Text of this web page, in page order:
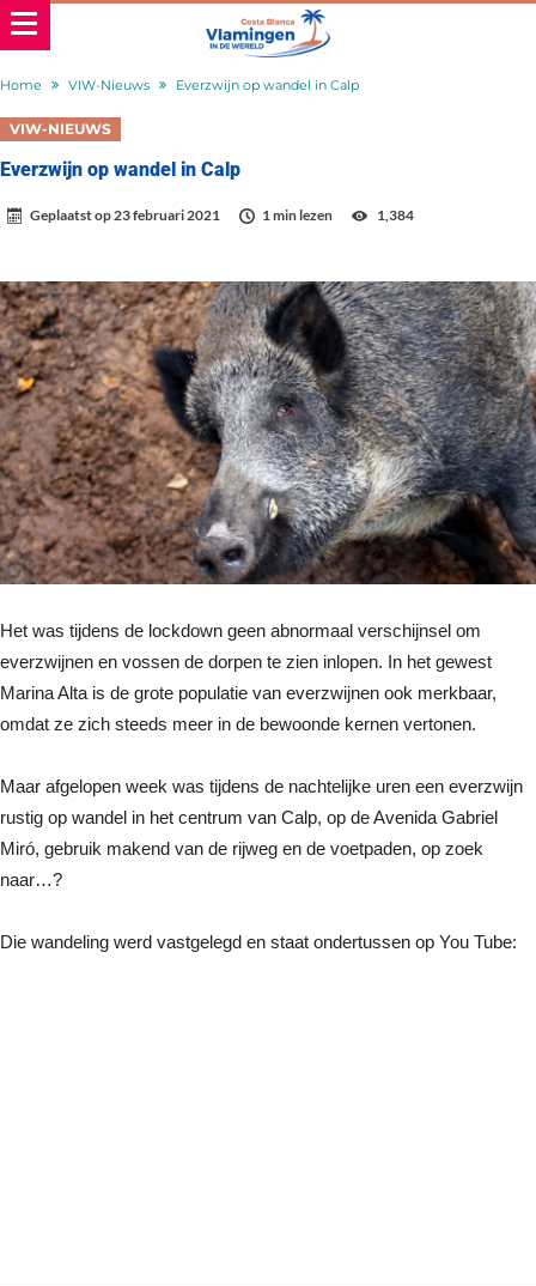
Home VIW-Nieuws Everzwijn op wandel in Calp
VIW-NIEUWS
Everzwijn op wandel in Calp
Geplaatst op23 februari 2021 1 min lezen 1,384
Het was tijdens de lockdown geen abnormaal verschijnsel om
everzwijnen en vossen de dorpen te zien inlopen. In het gewest
Marina Alta is de grote populatie van everzwijnen ook merkbaar,
omdat ze zich steeds meer in de bewoonde kernen vertonen.
Maar afgelopen week was tijdens de nachtelijke uren een everzwijn
rustig op wandel in het centrum van Calp, op de Avenida Gabriel
Miró, gebruik makend van de rijweg en de voetpaden, op zoek
naar…?
Die wandeling werd vastgelegd en staat ondertussen op You Tube: